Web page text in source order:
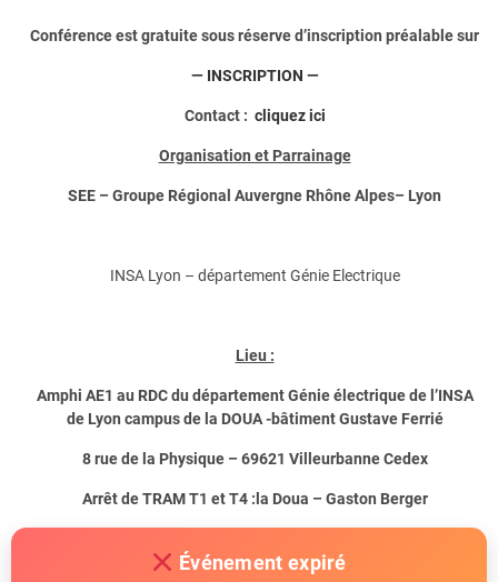
Conférence est gratuite sous réserve d’inscription préalable sur
— INSCRIPTION —
Contact : cliquez ici
Organisation et Parrainage
SEE – Groupe Régional Auvergne Rhône Alpes– Lyon
INSA Lyon – département Génie Electrique
Lieu :
Amphi AE1 au RDC du département Génie électrique de l’INSA
de Lyon campus de la DOUA -bâtiment Gustave Ferrié
8 rue de la Physique – 69621 Villeurbanne Cedex
Arrêt de TRAM T1 et T4 : la Doua – Gaston Berger
Événement expiré